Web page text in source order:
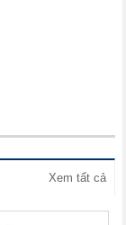
Xem tất cả